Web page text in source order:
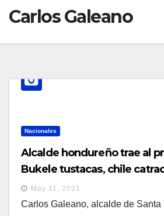
Carlos Galeano
Nacionales
Alcalde hondureño trae al
Bukele tustacas, chile
May 11, 2021
Carlos Galeano, alcalde de